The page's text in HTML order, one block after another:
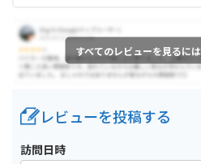
すべてのレビューを見るには
レビューを投稿する
訪問日時